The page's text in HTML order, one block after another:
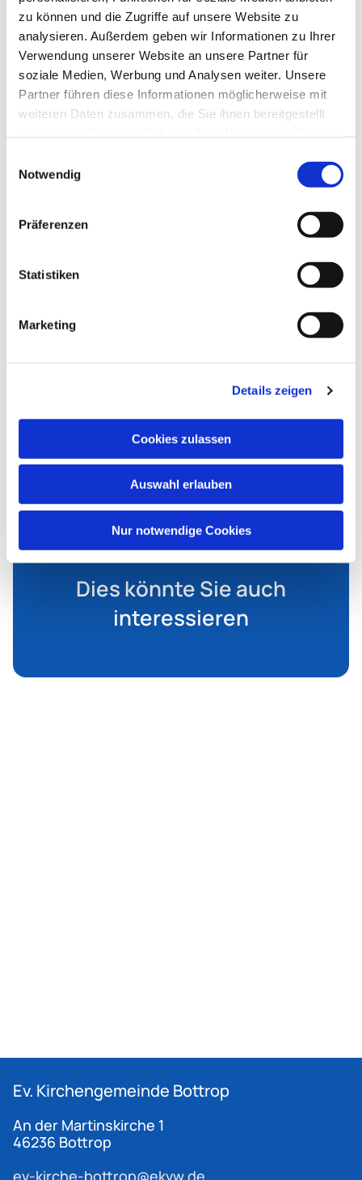
zu können und die Zugriffe auf unsere Website zu
analysieren. Außerdem geben wir Informationen zu Ihrer
Verwendung unserer Website an unsere Partner für
soziale Medien, Werbung und Analysen weiter. Unsere
Partner führen diese Informationen möglicherweise mit
weiteren Daten zusammen, die Sie ihnen bereitgestellt
Notwendig
Präferenzen
Statistiken
Marketing
Details zeigen
Cookies zulassen
Auswahl erlauben
Nur notwendige Cookies
Bottrop. Unterstützt wird die Veranstaltung von der
Evangelischen Kirche Bottrop und
der Arbeitsgemeinschaft Bottroper Chöre.
Bottrop singt!
Mitsingkonzert für Frieden und Freiheit
Live Musik - Open Air - Eintritt frei!
Dies könnte Sie auch
interessieren
Ev. Kirchengemeinde Bottrop
An der Martinskirche 1
46236 Bottrop